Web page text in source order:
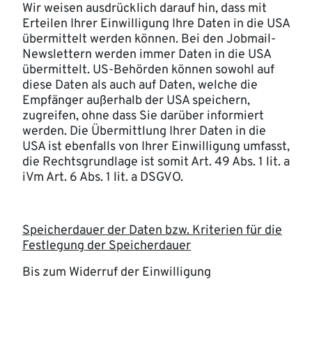
Wir weisen ausdrücklich darauf hin, dass mit
Erteilen Ihrer Einwilligung Ihre Daten in die USA
übermittelt werden können. Bei den Jobmail-
Newslettern werden immer Daten in die USA
übermittelt. US-Behörden können sowohl auf
diese Daten als auch auf Daten, welche die
Empfänger außerhalb der USA speichern,
zugreifen, ohne dass Sie darüber informiert
werden. Die Übermittlung Ihrer Daten in die
USA ist ebenfalls von Ihrer Einwilligung umfasst,
die Rechtsgrundlage ist somit Art. 49 Abs. 1 lit. a
iVm Art. 6 Abs. 1 lit. a DSGVO.
Speicherdauer der Daten bzw. Kriterien für die
Festlegung der Speicherdauer
Bis zum Widerruf der Einwilligung